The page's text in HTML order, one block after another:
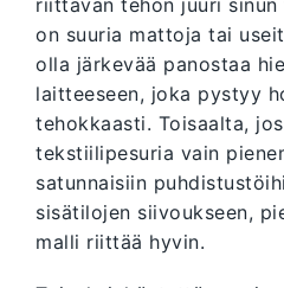
riittävän tehon juuri
on suuria mattoja tai
olla järkevää panostaa
laitteeseen, joka pystyy
tehokkaasti. Toisaalta,
tekstiilipesuria vain
satunnaisiin
sisätilojen siivoukseen,
malli riittää hyvin.